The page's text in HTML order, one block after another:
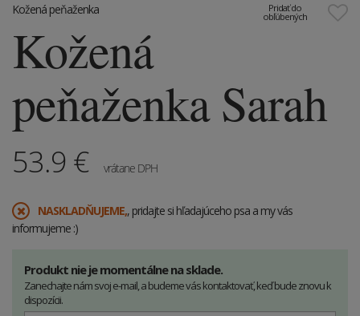
Pridať do
obľúbených
Kožená peňaženka
Kožená
peňaženka Sarah
53.9 € vrátane DPH
​NASKLADŇUJEME,, pridajte si hľadajúceho psa a my vás
informujeme :)
Produkt nie je momentálne na sklade.
Zanechajte nám svoj e-mail, a budeme vás kontaktovať, keď bude znovu k
dispozícii.